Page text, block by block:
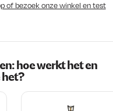
of bezoek onze winkel en test
hoe werkt het en